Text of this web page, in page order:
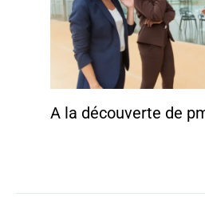
A la découverte de